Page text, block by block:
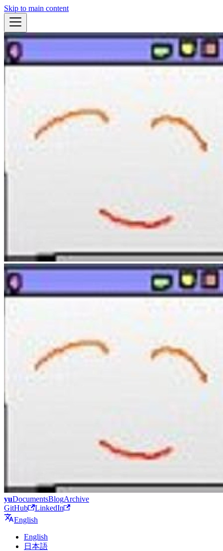
Skip to main content
yuDocumentsBlogArchive
GitHub
LinkedIn
English
English
日本語